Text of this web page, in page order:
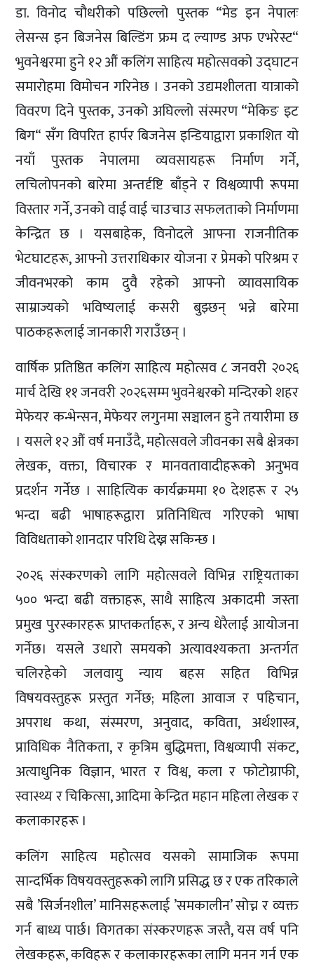
डा. विनोद चौधरीको पछिल्लो पुस्तक “मेड इन नेपालः
लेसन्स इन बिजनेस बिल्डिंग फ्रम द ल्याण्ड अफ एभरेस्ट“
भुवनेश्वरमा हुने १२ औं कलिंग साहित्य महोत्सवको उद्घाटन
समारोहमा विमोचन गरिनेछ । उनको उद्यमशीलता यात्राको
विवरण दिने पुस्तक, उनको अघिल्लो संस्मरण “मेकिङ इट
बिग“ सँग विपरित हार्पर बिजनेस इन्डियाद्वारा प्रकाशित यो
नयाँ पुस्तक नेपालमा व्यवसायहरू निर्माण गर्ने,
लचिलोपनको बारेमा अन्तर्दृष्टि बाँड्ने र विश्वव्यापी रूपमा
विस्तार गर्ने, उनको वाई वाई चाउचाउ सफलताको निर्माणमा
केन्द्रित छ । यसबाहेक, विनोदले आफ्ना राजनीतिक
भेटघाटहरू, आफ्नो उत्तराधिकार योजना र प्रेमको परिश्रम र
जीवनभरको काम दुवै रहेको आफ्नो व्यावसायिक
साम्राज्यको भविष्यलाई कसरी बुझ्छन् भन्ने बारेमा
पाठकहरूलाई जानकारी गराउँछन् ।
वार्षिक प्रतिष्ठित कलिंग साहित्य महोत्सव ८ जनवरी २०२६
मार्च देखि ११ जनवरी २०२६सम्म भुवनेश्वरको मन्दिरको शहर
मेफेयर कन्भेन्सन, मेफेयर लगुनमा सञ्चालन हुने तयारीमा छ
। यसले १२ औं वर्ष मनाउँदै, महोत्सवले जीवनका सबै क्षेत्रका
लेखक, वक्ता, विचारक र मानवतावादीहरूको अनुभव
प्रदर्शन गर्नेछ । साहित्यिक कार्यक्रममा १० देशहरू र २५
भन्दा बढी भाषाहरूद्वारा प्रतिनिधित्व गरिएको भाषा
विविधताको शानदार परिधि देख्न सकिन्छ ।
२०२६ संस्करणको लागि महोत्सवले विभिन्न राष्ट्रियताका
५०० भन्दा बढी वक्ताहरू, साथै साहित्य अकादमी जस्ता
प्रमुख पुरस्कारहरू प्राप्तकर्ताहरू, र अन्य धेरैलाई आयोजना
गर्नेछ। यसले उधारो समयको अत्यावश्यकता अन्तर्गत
चलिरहेको जलवायु न्याय बहस सहित विभिन्न
विषयवस्तुहरू प्रस्तुत गर्नेछ; महिला आवाज र पहिचान,
अपराध कथा, संस्मरण, अनुवाद, कविता, अर्थशास्त्र,
प्राविधिक नैतिकता, र कृत्रिम बुद्धिमत्ता, विश्वव्यापी संकट,
अत्याधुनिक विज्ञान, भारत र विश्व, कला र फोटोग्राफी,
स्वास्थ्य र चिकित्सा, आदिमा केन्द्रित महान महिला लेखक र
कलाकारहरू ।
कलिंग साहित्य महोत्सव यसको सामाजिक रूपमा
सान्दर्भिक विषयवस्तुहरूको लागि प्रसिद्ध छ र एक तरिकाले
सबै ’सिर्जनशील’ मानिसहरूलाई ’समकालीन’ सोच्न र व्यक्त
गर्न बाध्य पार्छ। विगतका संस्करणहरू जस्तै, यस वर्ष पनि
लेखकहरू, कविहरू र कलाकारहरूका लागि मनन गर्न एक